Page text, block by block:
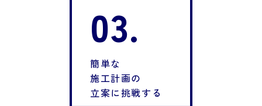
03.
簡単な
施工計画の
立案に挑戦する